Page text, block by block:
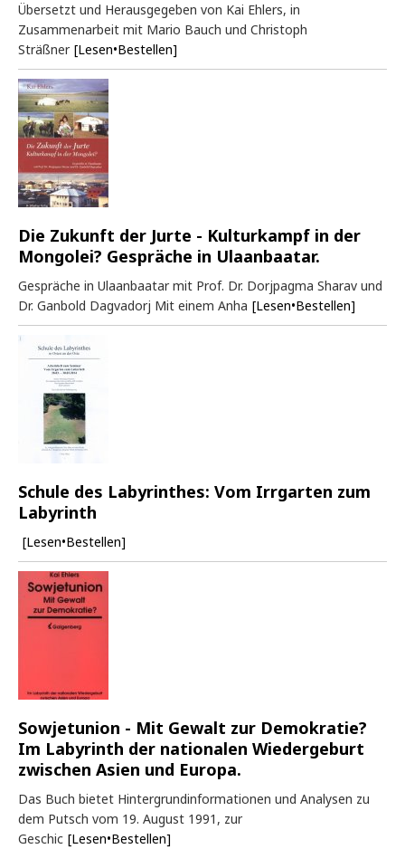
Übersetzt und Herausgegeben von Kai Ehlers, in
Zusammenarbeit mit Mario Bauch und Christoph
Sträßner [Lesen•Bestellen]
Die Zukunft der Jurte - Kulturkampf in der
Mongolei? Gespräche in Ulaanbaatar.
Gespräche in Ulaanbaatar mit Prof. Dr. Dorjpagma Sharav und
Dr. Ganbold Dagvadorj Mit einem Anha [Lesen•Bestellen]
Schule des Labyrinthes: Vom Irrgarten zum
Labyrinth
[Lesen•Bestellen]
Sowjetunion - Mit Gewalt zur Demokratie?
Im Labyrinth der nationalen Wiedergeburt
zwischen Asien und Europa.
Das Buch bietet Hintergrundinformationen und Analysen zu
dem Putsch vom 19. August 1991, zur
Geschic [Lesen•Bestellen]